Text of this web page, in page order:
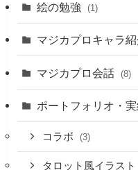
絵の勉強 (1)
マジカプロキャラ
マジカプロ会話 (8)
ポートフォリオ・
コラボ (3)
タロット風イラスト